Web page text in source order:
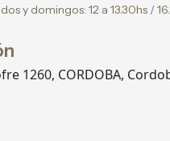
y domingos: 12 a 13.30hs /
1260, CORDOBA,